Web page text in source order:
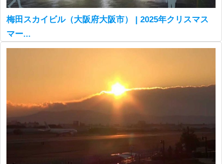
梅田スカイビル（大阪府大阪市） | 2025年クリスマス
マー...